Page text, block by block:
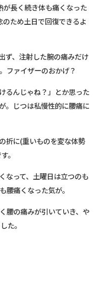
長く続き体も痛くなった
ため土日で回復できるよ
ず、注射した腕の痛みだけ
ファイザーのおかげ？
るんじゃね？」とか思った
。じつは私慢性的に腰痛に
折に(重いものを変な体勢
。
なって、土曜日は立つのも
腰痛くなった気が。
腰の痛みが引いていき、や
た。